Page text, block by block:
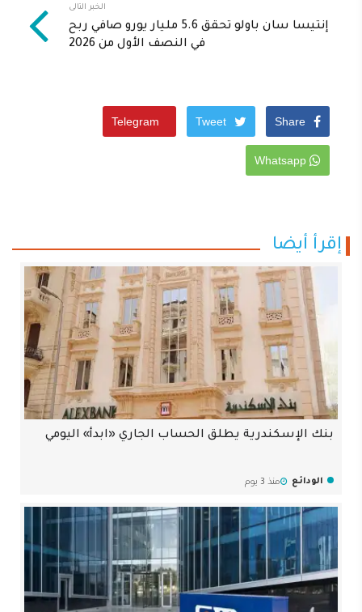
الخبر التالى
إنتيسا سان باولو تحقق 5.6 مليار يورو صافي ربح
في النصف الأول من 2026
إقرأ أيضا
بنك الإسكندرية يطلق الحساب الجاري «ابدأ» اليومي
الودائع منذ 3 يوم